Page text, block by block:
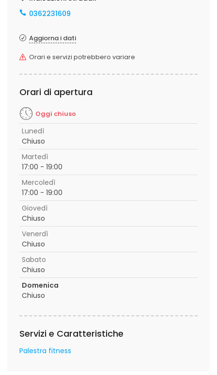
0362231609
Aggiorna i dati
Orari e servizi potrebbero variare
Orari di apertura
Oggi chiuso
Lunedì
Chiuso
Martedì
17:00 - 19:00
Mercoledì
17:00 - 19:00
Giovedì
Chiuso
Venerdì
Chiuso
Sabato
Chiuso
Domenica
Chiuso
Servizi e Caratteristiche
Palestra fitness